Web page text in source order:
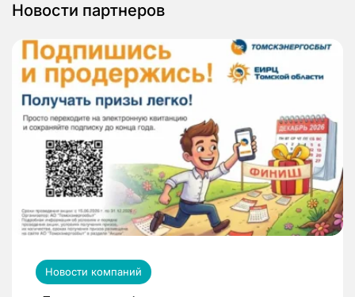
Новости партнеров
Новости компаний